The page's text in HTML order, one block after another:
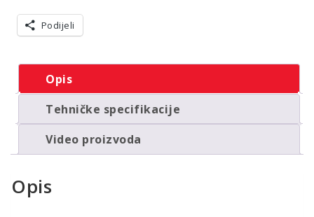
surfanje
količinaPodijeli
Opis
Tehničke specifikacije
Video proizvoda
Opis